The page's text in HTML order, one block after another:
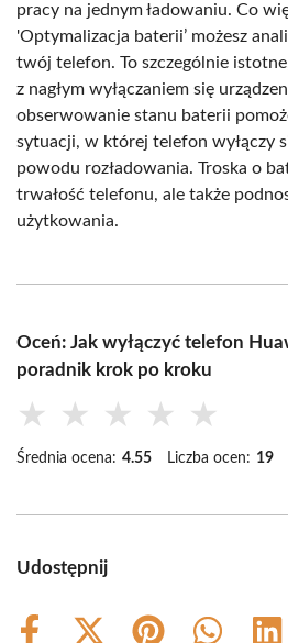
pracy na jednym ładowaniu. Co
'Optymalizacja baterii’ możesz
twój telefon. To szczególnie
z nagłym wyłączaniem się
obserwowanie stanu baterii
sytuacji, w której telefon wyłączy
powodu rozładowania. Troska o
trwałość telefonu, ale także
użytkowania.
Oceń: Jak wyłączyć telefon
poradnik krok po kroku
★ ★ ★ ★ ★
Średnia ocena: 4.55 Liczba ocen: 19
Udostępnij
Share
Share
Share
Share